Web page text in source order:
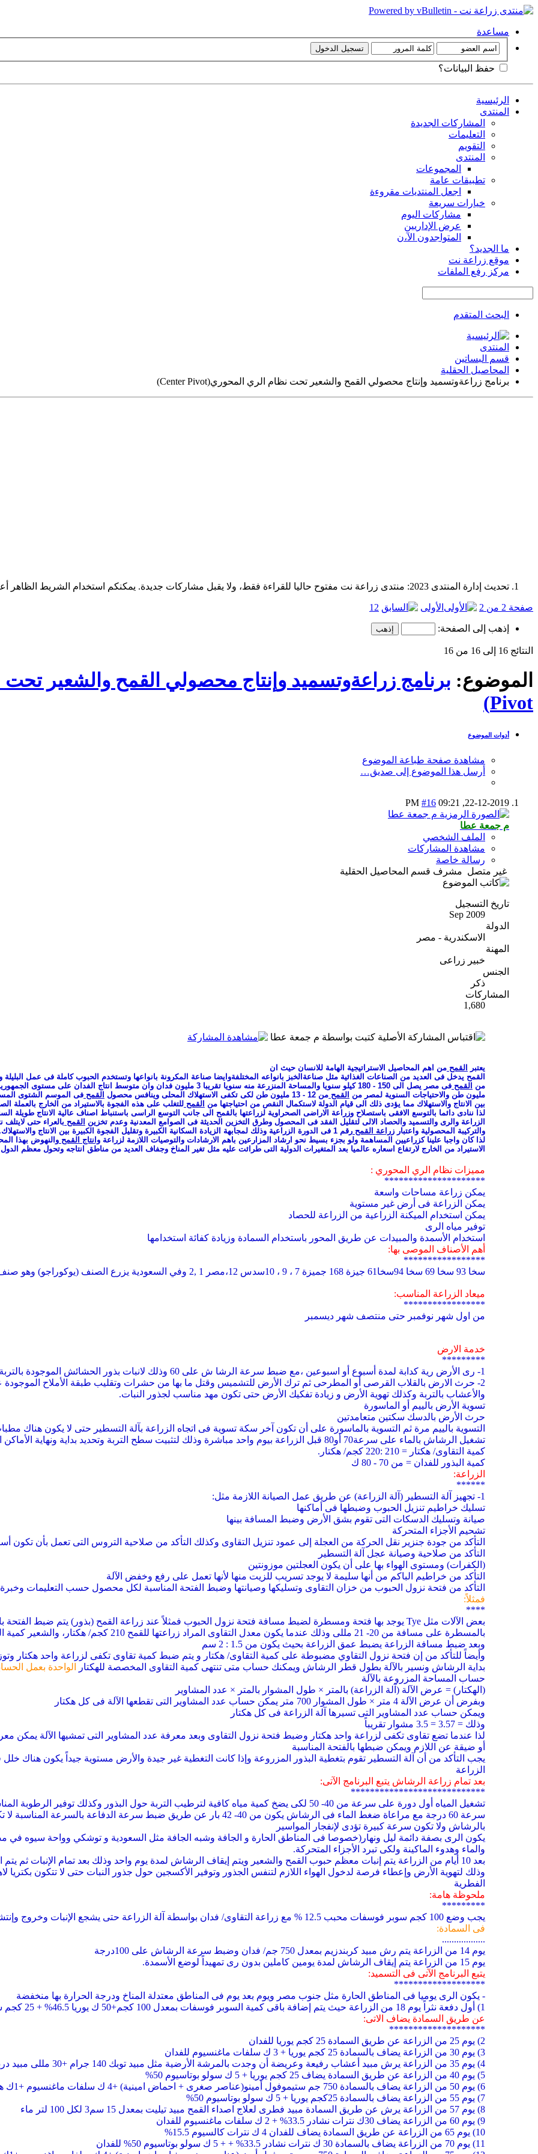
مساعدة
حفظ البيانات؟
الرئيسية
المنتدى
المشاركات الجديدة
التعليمات
التقويم
المنتدى
المجموعات
تطبيقات عامة
اجعل المنتديات مقروءة
خيارات سريعة
مشاركات اليوم
عرض الإداريين
المتواجدون الآ،ن
ما الجديد؟
موقع زراعة نت
مركز رفع الملفات
البحث المتقدم
المنتدى
قسم البساتين
المحاصيل الحقلية
برنامج زراعةوتسميد وإنتاج محصولي القمح والشعير تحت نظام الري المحوري(Center Pivot)
تحديث إدارة المنتدى 2023: منتدى زراعة نت مفتوح حاليا للقراءة فقط، ولا يقبل مشاركات جديدة. يمكنكم استخدام الشريط الظاهر أعلاه للبحث في كافة مواضيع المدوّنة والمنتدى.
صفحة 2 من 2 الأولى 1 2
إذهب إلى الصفحة:
النتائج 16 إلى 16 من 16
الموضوع:
Pivot)
أدوات الموضوع
مشاهدة صفحة طباعة الموضوع
أرسل هذا الموضوع إلى صديق…
22-12-2019,
09:21 PM
#16
م جمعة عطا
الملف الشخصي
مشاهدة المشاركات
رسالة خاصة
غير متصل مشرف قسم المحاصيل الحقلية
تاريخ التسجيل
Sep 2009
الدولة
الاسكندرية - مصر
المهنة
خبير زراعى
الجنس
ذكر
المشاركات
1,680
المشاركة الأصلية كتبت بواسطة م جمعة عطا
يعتبر القمح من اهم المحاصيل الاستراتيجية الهامة للانسان حيث ان
القمح يدخل فى العديد من الصناعات الغذائية مثل صناعةالخبز بانواعه المختلفةوايضا صناعة المكرونة بانواعها وتستخدم الحبوب كاملة فى عمل
من القمح فى مصر يصل الى 150 - 180 كيلو سنويا والمساحة المنزرعة منه سنويا تقريبا 3 مليون فدان وان متوسط انتاج الفدان على مستوى الجمهورية من
مليون طن والاحتياجات السنوية لمصر من القمح من 12 - 13 مليون طن لكى تكفى الاستهلاك المحلى وينافس محصول القمح فى الموسم الشتوى
بين الانتاج والاستهلاك مما يؤدى ذلك الى قيام الدولة لاستكمال النقص من احتياجتها من القمح للتغلب على هذه الفجوة بالاستيراد من الخارج بالعملة
لذا ننادى دائما بالتوسع الافقى باستصلاح وزراعة الاراضى الصحراوية لزراعتها بالقمح الى جانب التوسع الراسى باستنباط اصناف عالية الانتاج طويلة
الزراعة والرى والتسميد والحصاد الالى لتقليل الفقد فى المحصول وطرق التخزين الحديثة فى الصوامع المعدنية وعدم تخزين القمح بالعراء حتى
والتركيبة المحصولية واعتبار زراعة القمح رقم 1 فى الدورة الزراعية وذلك لمجابهة الزيادة السكانية الكبيرة وتقليل الفجوة الكبيرة بين الانتاج والاستهلاك.
لذا كان واجبا علينا كزراعيين المساهمة ولو بجزء بسيط نحو ارشاد المزارعين باهم الارشادات والتوصيات اللازمة لزراعة وانتاج القمح والنهوض بهذا
الاستيراد من الخارج لارتفاع اسعاره عالميا بعد المتغيرات الدولية التى طرائت عليه مثل تغير المناخ وجفاف العديد من مناطق انتاجه وتحول معظم
مميزات نظام الري المحوري :
*********************
يمكن زراعة مساحات واسعة
يمكن الزراعة فى أرض غير مستوية
يمكن استخدام الميكنة الزراعية من الزراعة للحصاد
توفير مياه الرى
استخدام الأسمدة والمبيدات عن طريق المحور باستخدام السمادة وزيادة كفائة استخدامها
أهم الأصناف الموصى بها:
*****************
سخا 93 سخا 69 سخا 94سخا61 جيزة 168 جميزة 7 ، 9 ، 10سدس 12،مصر 1 ,2 وفي السعودية يزرع الصنف (يوكوراجو) وهو صنف امريكي
ميعاد الزراعة المناسب:
*****************
من اول شهر نوفمبر حتى منتصف شهر ديسمبر
خدمة الارض
*********
1- رى الأرض رية كدابة لمدة أسبوع أو اسبوعين ،مع ضبط سرعة الرشا ش على 60 وذلك لانبات بذور الحشائش الموجودة بالتربة.
2- حرث الارض بالقلاب القرصى أو المطرحى ثم ترك الأرض للتشميس وقتل ما بها من حشرات وتقليب طبقة الأملاح
والأعشاب بالتربة وكذلك تهوية الأرض و زيادة تفكيك الأرض حتى تكون مهد مناسب لجذور النبات.
تسوية الأرض بالييم أو الماسورة
حرث الأرض بالدسك سكتين متعامدتين
التسوية بالييم مرة ثم التسوية بالماسورة على أن تكون آخر سكة تسوية فى اتجاه الزراعة بآلة التسطير حتى لا يكون هناك
تشغيل الرشاش بالماء على سرعة70 أو80 قبل الزراعة بيوم واحد مباشرة وذلك لتثبيت سطح التربة وتحديد بداية ونهاية الأماكن المراد زراعتها وتسهيل عمل آلة الزراعة.
كمية التقاوى/ هكتار = 210 :220 كجم/ هكتار.
كمية البذور للفدان = من 70 - 80 ك
الزراعة:
******
1- تجهيز آلة التسطير (آلة الزراعة) عن طريق عمل الصيانة اللازمة مثل:
تسليك خراطيم تنزيل الحبوب وضبطها فى أماكنها
صيانة وتسليك الدسكات التى تقوم بشق الأرض وضبط المسافة بينها
تشحيم الأجزاء المتحركة
التأكد من جودة جنزير نقل الحركة من العجلة إلى عمود تنزيل التقاوى وكذلك التأكد من صلاحية التروس التى تعمل بأن تكون
التأكد من صلاحية وصيانة عجل آلة التسطير
(الكفرات) ومستوى الهواء بها على أن يكون العجلتين موزونتين
التأكد من خراطيم الباكم من أنها سليمة لا يوجد تسريب للزيت منها لأنها تعمل على رفع وخفض الآلة
التأكد من فتحة نزول الحبوب من خزان التقاوى وتسليكها وصيانتها وضبط الفتحة المناسبة لكل محصول حسب التعليمات
فمثلاً:
****
بالمسطرة على مسافة من 20- 21 مللى وذلك عندما يكون معدل التقاوى المراد زراعتها للقمح 210 كجم/ هكتار، والشعير كمية التقاوى 170 كجم/ هكتار
وبعد ضبط مسافة الزراعة يضبط عمق الزراعة بحيث يكون من 1.5 : 2 سم
وأيضاً للتأكد من إن فتحة نزول التقاوي مضبوطة على كمية التقاوى/ هكتار و يتم ضبط كمية تقاوى تكفى لزراعة واحد هكتار
بداية الرشاش ونسير بالآلة بطول قطر الرشاش ويمكنك حساب متى تنتهى كمية التقاوى المخصصة للهكتار
الواحدة بعمل
حساب المساحة المزروعة بالآلة
(الهكتار) = عرض الآلة (آلة الزراعة) بالمتر × طول المشوار بالمتر × عدد المشاوير
وبفرض أن عرض الآلة 4 متر × طول المشوار 700 متر يمكن حساب عدد المشاوير التى تقطعها الآلة فى كل هكتار
ويمكن حساب عدد المشاوير التى تسيرها آلة الزراعة فى كل هكتار
وذلك = 3.57 = 3.5 مشوار تقريباً
لذا عندما تضع تقاوى تكفى لزراعة واحد هكتار وضبط فتحة نزول التقاوى وبعد معرفة عدد المشاوير التى تمشيها الآلة يمكن
أو ضيقة عن اللازم ويمكن ضبطها بالفتحة المناسبة
يجب التأكد من أن آلة التسطير تقوم بتغطية البذور المزروعة وإذا كانت التغطية غير جيدة والأرض مستوية جيداً يكون هناك
الزراعة
بعد تمام زراعة الرشاش يتبع البرنامج الآتى:
****************************
تشغيل المياه أول دورة على سرعة من 40- 50 لكى يضخ كمية مياه كافية لترطيب التربة حول البذور
سرعة 60 درجة مع مراعاة ضغط الماء فى الرشاش يكون من 40- 42 بار عن طريق ضبط سرعة
بالرشاش ولا تكون سرعة كبيرة تؤدى لإنفجار المواسير
والماء وهدوء الماكينة ولكى تبرد الأجزاء المتحركة.
بعد 10 أيام من الزراعة يتم إنبات معظم حبوب القمح والشعير ويتم إيقاف الرشاش لمدة يوم واحد وذلك بعد تمام الإنبات ثم يتم التشغيل ثانياً
وذلك لتهوية الأرض وإعطاء فرصة لدخول الهواء اللازم لتنفس الجذور وتوفير الأكسجين حول جذور النبات حتى لا تتكون
الفطرية
ملحوظة هامة:
*********
يجب وضع 100 كجم سوبر فوسفات محبب 12.5 % مع زراعة التقاوى/ فدان بواسطة آلة الزراعة حتى يشجع الإنبات وخروج وإنتشار الجذور فى التربة
فى السمادة:
..................
يوم 14 من الزراعة يتم رش مبيد كربندزيم بمعدل 750 جم/ فدان وضبط سرعة الرشاش على 100درجة
يوم 15 من الزراعة يتم إيقاف الرشاش لمدة يومين كاملين بدون رى تمهيداً لوضع الأسمدة.
يتبع البرنامج الآتى فى التسميد:
*******************
- يكون الرى يوميا فى المناطق الحارة مثل جنوب مصر ويوم بعد يوم فى المناطق معتدلة المناخ ودرجة الحرارة بها منخفضة
1) أول دفعة نثراً يوم 18 من الزراعة حيث يتم إضافة باقى كمية السوبر فوسفات بمعدل 100 كجم+50 ك يوريا 46.5% + 25 كجم سلفات بوتاسيوم/ فدان
عن طريق السمادة يضاف الاتى:
********************
2) يوم 25 من الزراعة عن طريق السمادة 25 كجم يوريا للفدان
3) يوم 30 من الزراعة يضاف بالسمادة 25 كجم يوريا + 3 ك سلفات ماغنسيوم للفدان
4) يوم 35 من الزراعة يرش مبيد أعشاب رفيعة وعريضة أن وجدت بالمرشة الأرضية مثل مبيد توبك 140 جرام +30 مللى مبيد دربى للفدان
5) يوم 40 من الزراعة عن طريق السمادة يضاف 25 كجم يوريا + 5 ك سولو بوتاسيوم 50%
6) يوم 50 من الزراعة يضاف بالسمادة 750 جم ستيموفول أمينو(عناصر صغرى + احماض امينية) +4 ك سلفات ماغنسيوم +1ك هيومك فولفك اسيد للفدان
7) يوم 55 من الزراعة يضاف بالسمادة 25كجم يوريا + 5 ك سولو بوتاسيوم 50%
8) يوم 57 من الزراعة يرش عن طريق السمادة مبيد فطرى لعلاج اصداء القمح مبيد تيليت بمعدل 15 سم3 لكل 100 لتر ماء
9) يوم 60 من الزراعة يضاف 30ك نترات نشادر 33.5% + 2 ك سلفات ماغنسيوم للفدان
10) يوم 65 من الزراعة عن طريق السمادة يضاف للفدان 4 ك نترات كالسيوم 15.5%
11) يوم 70 من الزراعة يضاف بالسمادة 30 ك نترات نشادر 33.5% + + 5 ك سولو بوتاسيوم 50% للفدان